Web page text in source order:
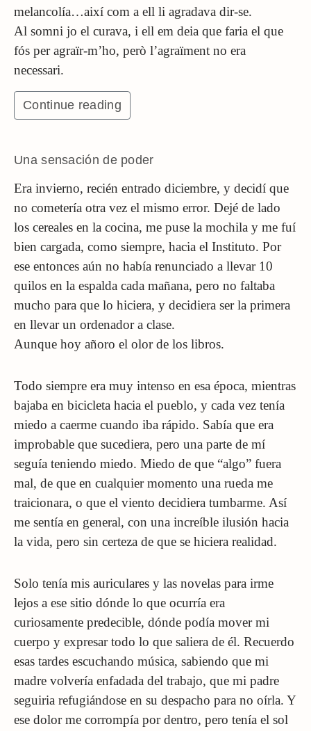
melancolía…així com a ell li agradava dir-se.
Al somni jo el curava, i ell em deia que faria el que
fós per agraïr-m’ho, però l’agraïment no era
necessari.
Continue reading
Una sensación de poder
Era invierno, recién entrado diciembre, y decidí que
no cometería otra vez el mismo error. Dejé de lado
los cereales en la cocina, me puse la mochila y me fuí
bien cargada, como siempre, hacia el Instituto. Por
ese entonces aún no había renunciado a llevar 10
quilos en la espalda cada mañana, pero no faltaba
mucho para que lo hiciera, y decidiera ser la primera
en llevar un ordenador a clase.
Aunque hoy añoro el olor de los libros.
Todo siempre era muy intenso en esa época, mientras
bajaba en bicicleta hacia el pueblo, y cada vez tenía
miedo a caerme cuando iba rápido. Sabía que era
improbable que sucediera, pero una parte de mí
seguía teniendo miedo. Miedo de que “algo” fuera
mal, de que en cualquier momento una rueda me
traicionara, o que el viento decidiera tumbarme. Así
me sentía en general, con una increíble ilusión hacia
la vida, pero sin certeza de que se hiciera realidad.
Solo tenía mis auriculares y las novelas para irme
lejos a ese sitio dónde lo que ocurría era
curiosamente predecible, dónde podía mover mi
cuerpo y expresar todo lo que saliera de él. Recuerdo
esas tardes escuchando música, sabiendo que mi
madre volvería enfadada del trabajo, que mi padre
seguiria refugiándose en su despacho para no oírla. Y
ese dolor me corrompía por dentro, pero tenía el sol